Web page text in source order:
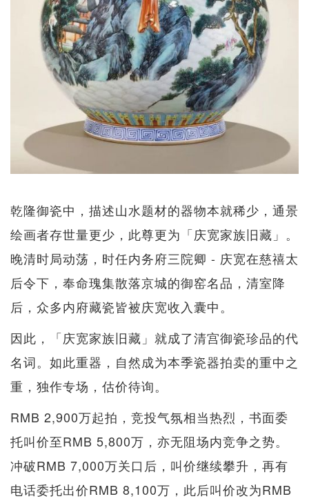
乾隆御瓷中，描述山水题材的器物本就稀少，通景
绘画者存世量更少，此尊更为「庆宽家族旧藏」。
晚清时局动荡，时任内务府三院卿 - 庆宽在慈禧太
后令下，奉命瑰集散落京城的御窑名品，清室降
后，众多内府藏瓷皆被庆宽收入囊中。
因此，「庆宽家族旧藏」就成了清宫御瓷珍品的代
名词。如此重器，自然成为本季瓷器拍卖的重中之
重，独作专场，估价待询。
RMB 2,900万起拍，竞投气氛相当热烈，书面委
托叫价至RMB 5,800万，亦无阻场内竞争之势。
冲破RMB 7,000万关口后，叫价继续攀升，再有
电话委托出价RMB 8,100万，此后叫价改为RMB